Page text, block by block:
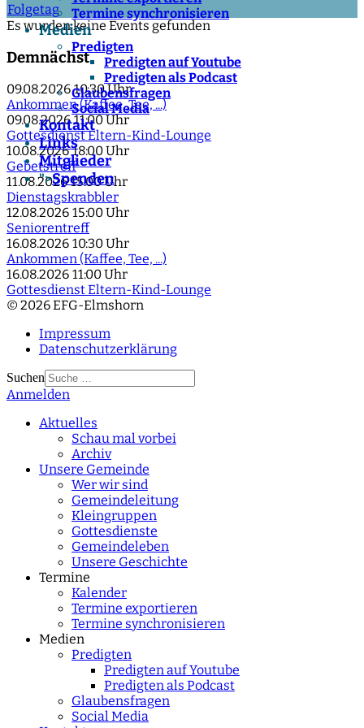
Termine synchronisieren
Medien
Predigten
Predigten auf Youtube
Predigten als Podcast
Glaubensfragen
Social Media
Kontakt
Links
Mitglieder
">Spenden
Folgetag
Es wurden keine Events gefunden
Demnächst
09.08.2026 10:30 Uhr
Ankommen (Kaffee, Tee, ...)
09.08.2026 11:00 Uhr
Gottesdienst Eltern-Kind-Lounge
10.08.2026 18:00 Uhr
Gebetstreff
11.08.2026 15:00 Uhr
Dienstagskrabbler
12.08.2026 15:00 Uhr
Seniorentreff
16.08.2026 10:30 Uhr
Ankommen (Kaffee, Tee, ...)
16.08.2026 11:00 Uhr
Gottesdienst Eltern-Kind-Lounge
© 2026 EFG-Elmshorn
Impressum
Datenschutzerklärung
Suchen
Type 2 or more
Anmelden
Aktuelles
Schau mal vorbei
Archiv
Unsere Gemeinde
Wer wir sind
Gemeindeleitung
Kleingruppen
Gottesdienste
Gemeindeleben
Unsere Geschichte
Termine
Kalender
Termine exportieren
Termine synchronisieren
Medien
Predigten
Predigten auf Youtube
Predigten als Podcast
Glaubensfragen
Social Media